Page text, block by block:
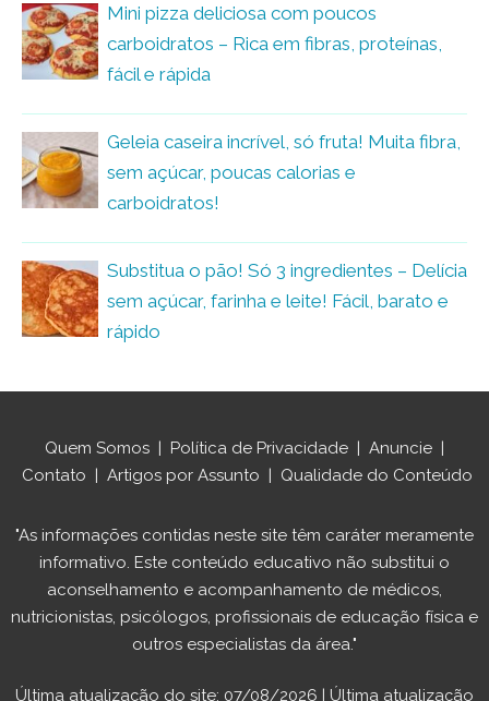
Mini pizza deliciosa com poucos
carboidratos – Rica em fibras, proteínas,
fácil e rápida
Geleia caseira incrível, só fruta! Muita fibra,
sem açúcar, poucas calorias e
carboidratos!
Substitua o pão! Só 3 ingredientes – Delícia
sem açúcar, farinha e leite! Fácil, barato e
rápido
Quem Somos | Política de Privacidade | Anuncie |
Contato | Artigos por Assunto | Qualidade do Conteúdo
"As informações contidas neste site têm caráter meramente
informativo. Este conteúdo educativo não substitui o
aconselhamento e acompanhamento de médicos,
nutricionistas, psicólogos, profissionais de educação física e
outros especialistas da área."
Última atualização do site: 07/08/2026 | Última atualização